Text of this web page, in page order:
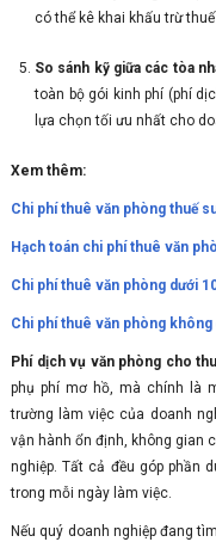
có thể kê khai khấu trừ
So sánh kỹ giữa các tòa
toàn bộ gói kinh phí (phí
lựa chọn tối ưu nhất cho
Xem thêm:
Chi phí thuê văn phòng thuế
Hạch toán chi phí thuê văn
Chi phí thuê văn phòng dưới
Chi phí thuê văn phòng
Phí dịch vụ văn phòng cho
phụ phí mơ hồ, mà chính là
trường làm việc của doanh
vận hành ổn định, không gian
nghiệp. Tất cả đều góp phần
trong mỗi ngày làm việc.
Nếu quý doanh nghiệp đang